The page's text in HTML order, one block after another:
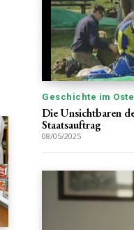
Geschichte im
Die Unsichtbaren
Staatsauftrag
08/05/2025